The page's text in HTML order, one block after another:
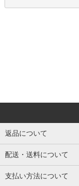
返品について
配送・送料について
支払い方法について